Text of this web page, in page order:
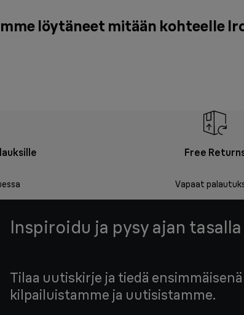
löytäneet mitään kohteelle
Free
Vapaat
Inspiroidu ja pysy ajan tasalla
Tilaa uutiskirje ja tiedä
kilpailuistamme ja uutisistamme.